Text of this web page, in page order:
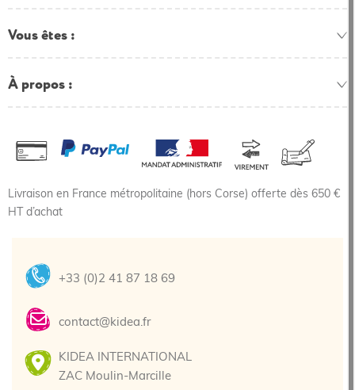
Vous êtes
À propos
Livraison en France métropolitaine (hors Corse) offerte dès 650 €
HT d’achat
+33 (0)2 41 87 18 69
contact@kidea.fr
KIDEA INTERNATIONAL
ZAC Moulin-Marcille